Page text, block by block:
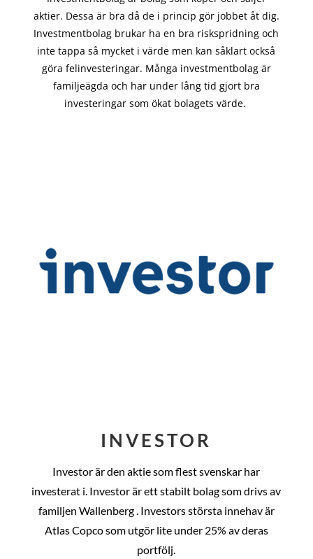
aktier. Dessa är bra då de i princip görjobbet åt dig.
Investmentbolag brukar ha en bra riskspridning och
inte tappa så mycket i värde men kan såklart också
göra felinvesteringar. Många investmentbolag är
familjeägda och har under lång tid gjort bra
investeringar som ökat bolagets värde.
INVESTOR
Investor är den aktie som flest svenskar har
investerat i. Investor är ett stabilt bolag som drivs av
familjen Wallenberg . Investors största innehav är
Atlas Copco som utgör lite under 25% av deras
portfölj.